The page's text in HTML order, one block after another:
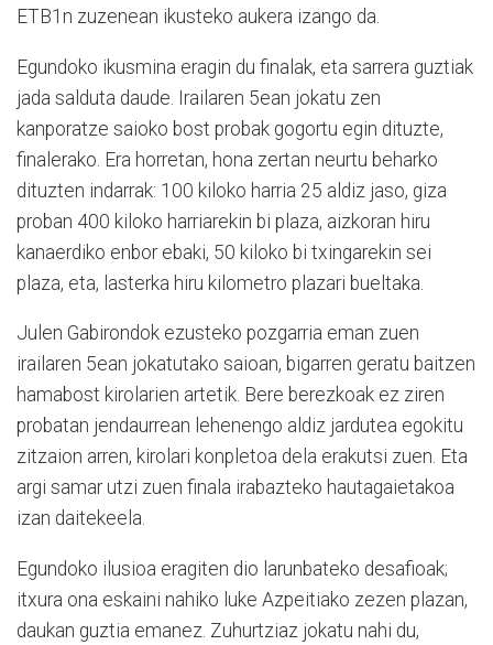
ETB1n zuzenean ikusteko aukera izango da.
Egundoko ikusmina eragin du finalak, eta sarrera guztiak
jada salduta daude. Irailaren 5ean jokatu zen
kanporatze saioko bost probak gogortu egin dituzte,
finalerako. Era horretan, hona zertan neurtu beharko
dituzten indarrak: 100 kiloko harria 25 aldiz jaso, giza
proban 400 kiloko harriarekin bi plaza, aizkoran hiru
kanaerdiko enbor ebaki, 50 kiloko bi txingarekin sei
plaza, eta, lasterka hiru kilometro plazari bueltaka.
Julen Gabirondok ezusteko pozgarria eman zuen
irailaren 5ean jokatutako saioan, bigarren geratu baitzen
hamabost kirolarien artetik. Bere berezkoak ez ziren
probatan jendaurrean lehenengo aldiz jardutea egokitu
zitzaion arren, kirolari konpletoa dela erakutsi zuen. Eta
argi samar utzi zuen finala irabazteko hautagaietakoa
izan daitekeela.
Egundoko ilusioa eragiten dio larunbateko desafioak;
itxura ona eskaini nahiko luke Azpeitiako zezen plazan,
daukan guztia emanez. Zuhurtziaz jokatu nahi du,